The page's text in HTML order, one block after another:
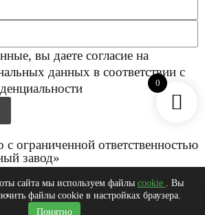
вы даете согласие на
данных в соответствии с
ограниченной ответственностью
завод»
0
0
сайта мы используем файлы cookie . Вы
файлы cookie в настройках браузера.
Понятно